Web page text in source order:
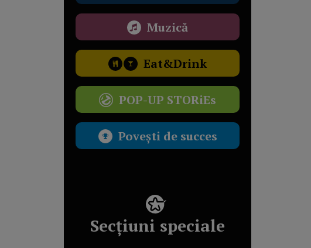
Muzică
Eat&Drink
POP-UP STORiEs
Povești de succes
Secțiuni speciale